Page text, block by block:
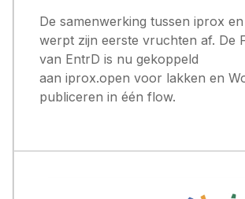
De samenwerking tussen iprox
werpt zijn eerste vruchten af. De
van EntrD is nu gekoppeld
aan iprox.open voor lakken en
publiceren in één flow.